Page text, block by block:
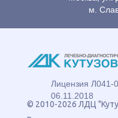
м.
Лицензия Л041-
06.11.2018
© 2010-2026 ЛДЦ